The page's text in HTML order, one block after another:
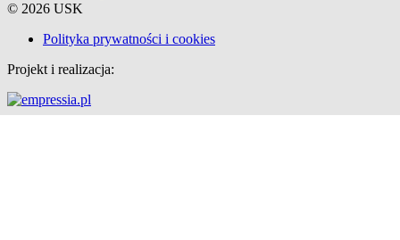
© 2026 USK
Polityka prywatności i cookies
Projekt i realizacja: